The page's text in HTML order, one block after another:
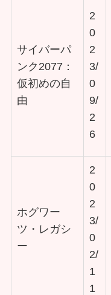
サイバーパ
ンク2077：
仮初めの自
由
2
0
2
3/
0
9/
2
6
ホグワー
ツ・レガシ
ー
2
0
2
3/
0
2/
1
1